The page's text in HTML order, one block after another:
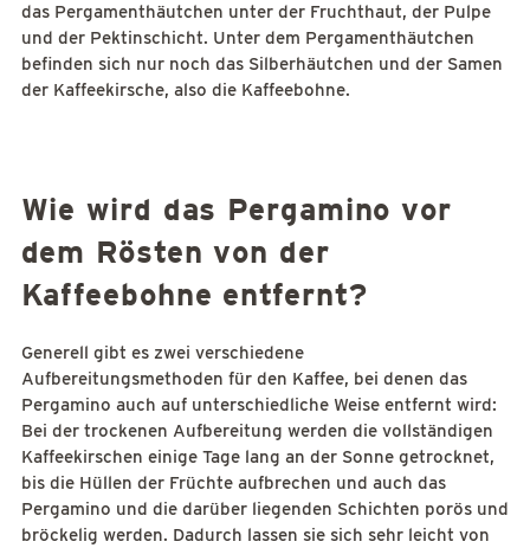
das Pergamenthäutchen unter der Fruchthaut, der Pulpe
und der Pektinschicht. Unter dem Pergamenthäutchen
befinden sich nur noch das Silberhäutchen und der Samen
der Kaffeekirsche, also die Kaffeebohne.
Wie wird das Pergamino vor
dem Rösten von der
Kaffeebohne entfernt?
Generell gibt es zwei verschiedene
Aufbereitungsmethoden für den Kaffee, bei denen das
Pergamino auch auf unterschiedliche Weise entfernt wird:
Bei der trockenen Aufbereitung werden die vollständigen
Kaffeekirschen einige Tage lang an der Sonne getrocknet,
bis die Hüllen der Früchte aufbrechen und auch das
Pergamino und die darüber liegenden Schichten porös und
bröckelig werden. Dadurch lassen sie sich sehr leicht von